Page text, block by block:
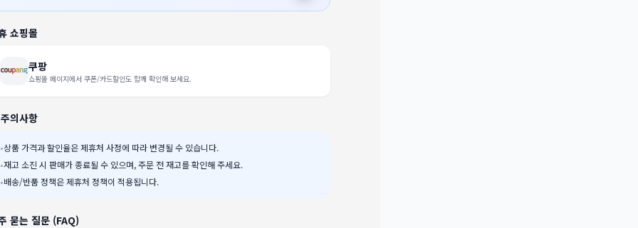
쇼핑몰
쿠팡
쇼핑몰 페이지에서 쿠폰/카드할인도 함께 확인해 보세요.
의사항
•상품 가격과 할인율은 제휴처 사정에 따라 변경될 수 있습니다.
•재고 소진 시 판매가 종료될 수 있으며, 주문 전 재고를 확인해 주세요.
•배송/반품 정책은 제휴처 정책이 적용됩니다.
묻는 질문 (FAQ)